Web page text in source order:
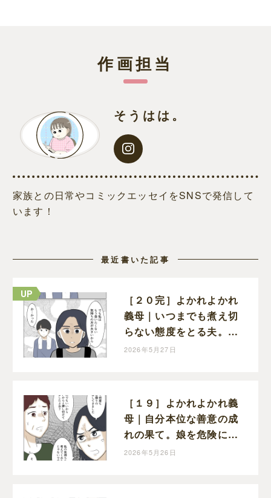
作画担当
そうはは。
家族との日常やコミックエッセイをSNSで発信して
います！
最近書いた記事
［２０完］よかれよかれ
義母｜いつまでも煮え切
らない態度をとる夫。今
後も義母の味方をするな
2026年5月27日
［１９］よかれよかれ義
母｜自分本位な善意の成
れの果て。娘を危険に晒
した義母とは金輪際関わ
2026年5月26日